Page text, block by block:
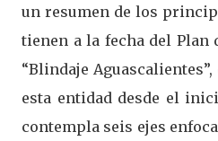
un resumen de los
tienen a la fecha del Plan
“Blindaje
esta entidad desde el
contempla seis ejes